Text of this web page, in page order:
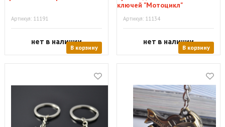
Артикул: 11191
нет в наличии
В корзину
ключей "Мотоцикл"
Артикул: 11134
нет в наличии
В корзину